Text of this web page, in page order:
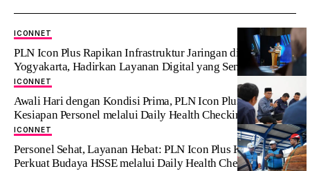
ICONNET
PLN Icon Plus Rapikan Infrastruktur Jaringan di
Yogyakarta, Hadirkan Layanan Digital yang Semakin Andal
ICONNET
Awali Hari dengan Kondisi Prima, PLN Icon Plus Perkuat
Kesiapan Personel melalui Daily Health Checking
ICONNET
Personel Sehat, Layanan Hebat: PLN Icon Plus Konsisten
Perkuat Budaya HSSE melalui Daily Health Checking